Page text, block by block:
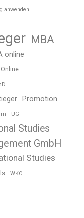
anwenden
MBA
online
Online
Promotion
UG
Studies
GmbH
Studies
WKO